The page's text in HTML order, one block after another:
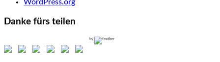
WordPress.org
Danke fürs teilen
by